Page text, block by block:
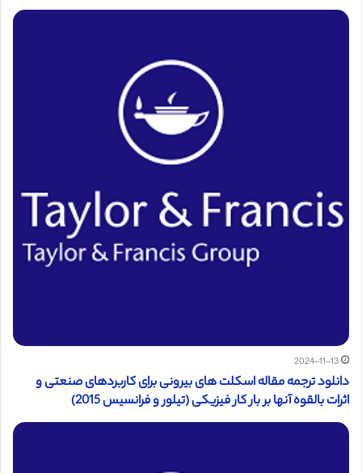
2024-11-13
دانلود ترجمه مقاله اسکلت های بیرونی برای کاربردهای صنعتی و
اثرات بالقوه آنها بر بار کار فیزیکی (تیلور و فرانسیس 2015)